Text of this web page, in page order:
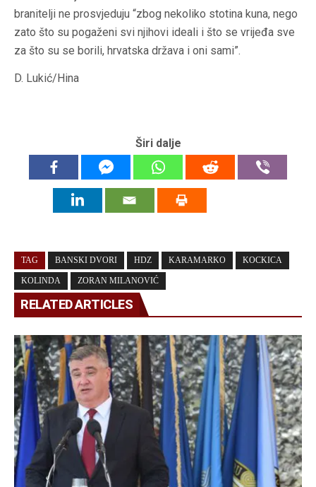
branitelji ne prosvjeduju “zbog nekoliko stotina kuna, nego
zato što su pogaženi svi njihovi ideali i što se vrijeđa sve
za što su se borili, hrvatska država i oni sami”.
D. Lukić/Hina
Širi dalje
TAG BANSKI DVORI HDZ KARAMARKO KOCKICA
KOLINDA ZORAN MILANOVIĆ
RELATED ARTICLES